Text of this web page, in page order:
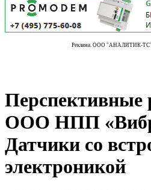
Реклама. ООО "АНАЛИТИК-
Перспективные
ООО НПП
Датчики со
электроникой